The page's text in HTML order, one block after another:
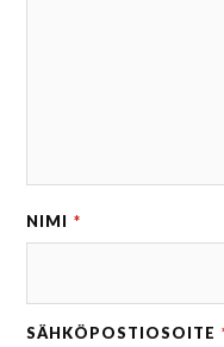
NIMI *
SÄHKÖPOSTIOSOITE